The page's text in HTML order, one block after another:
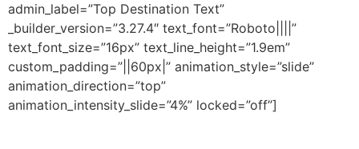
admin_label=”Top Destination Text”
_builder_version=”3.27.4″ text_font=”Roboto||||”
text_font_size=”16px” text_line_height=”1.9em”
custom_padding=”||60px|” animation_style=”slide”
animation_direction=”top”
animation_intensity_slide=”4%” locked=”off”]